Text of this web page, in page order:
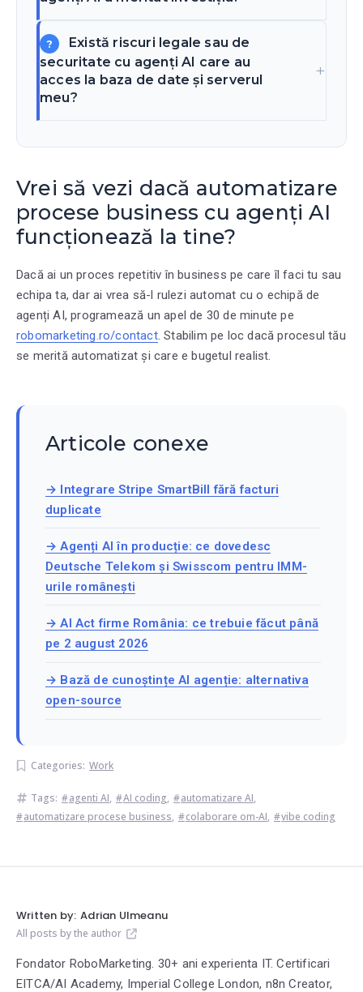
Există riscuri legale sau de
securitate cu agenți AI care au
acces la baza de date și serverul
meu?
Vrei să vezi dacă automatizare
procese business cu agenți AI
funcționează la tine?
Dacă ai un proces repetitiv în business pe care îl faci tu sau
echipa ta, dar ai vrea să-l rulezi automat cu o echipă de
agenți AI, programează un apel de 30 de minute pe
robomarketing.ro/contact. Stabilim pe loc dacă procesul tău
se merită automatizat și care e bugetul realist.
Articole conexe
→ Integrare Stripe SmartBill fără facturi
duplicate
→ Agenți AI în producție: ce dovedesc
Deutsche Telekom și Swisscom pentru IMM-
urile românești
→ AI Act firme România: ce trebuie făcut până
pe 2 august 2026
→ Bază de cunoștințe AI agenție: alternativa
open-source
Categories: Work
Tags: agenti AI, AI coding, automatizare AI,
automatizare procese business, colaborare om-AI, vibe coding
Written by: Adrian Ulmeanu
All posts by the author
Fondator RoboMarketing. 30+ ani experienta IT. Certificari
EITCA/AI Academy, Imperial College London, n8n Creator,